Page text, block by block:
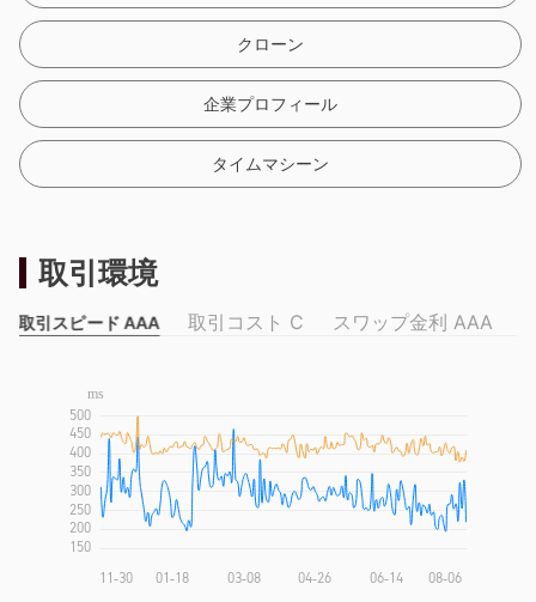
クローン
企業プロフィール
タイムマシーン
取引環境
取引スピード AAA 取引コスト C スワップ金利 AAA